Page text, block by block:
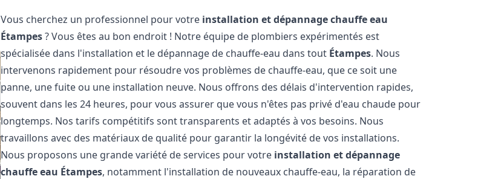
Vous cherchez un professionnel pour votre installation et dépannage chauffe eau
Étampes? Vous êtes au bon endroit ! Notre équipe de plombiers expérimentés est
spécialisée dans l'installation et le dépannage de chauffe-eau dans tout Étampes. Nous
intervenons rapidement pour résoudre vos problèmes de chauffe-eau, que ce soit une
panne, une fuite ou une installation neuve. Nous offrons des délais d'intervention rapides,
souvent dans les 24 heures, pour vous assurer que vous n'êtes pas privé d'eau chaude pour
longtemps. Nos tarifs compétitifs sont transparents et adaptés à vos besoins. Nous
travaillons avec des matériaux de qualité pour garantir la longévité de vos installations.
Nous proposons une grande variété de services pour votre installation et dépannage
chauffe eau Étampes, notamment l'installation de nouveaux chauffe-eau, la réparation de